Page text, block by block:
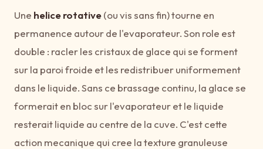
Une helice rotative(ou vis sans fin) tourne en
permanence autour de l'evaporateur. Son role est
double : racler les cristaux de glace qui se forment
sur la paroi froide et les redistribuer uniformement
dans le liquide. Sans ce brassage continu, la glace se
formerait en bloc sur l'evaporateur et le liquide
resterait liquide au centre de la cuve. C'est cette
action mecanique qui cree la texture granuleuse